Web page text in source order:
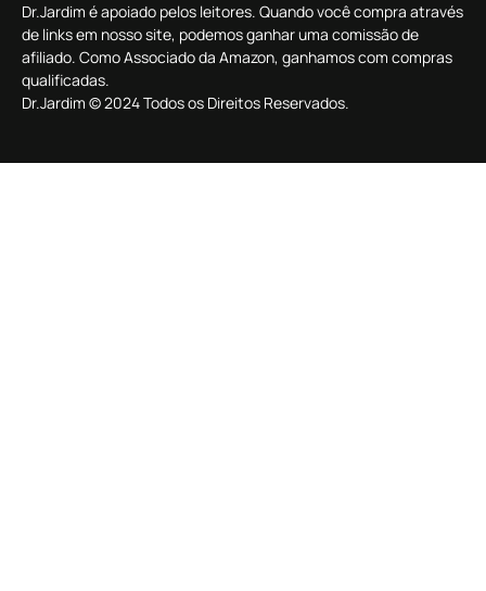
Dr.Jardim é apoiado pelos leitores. Quando você compra através
de links em nosso site, podemos ganhar uma comissão de
afiliado. Como Associado da Amazon, ganhamos com compras
qualificadas.
Dr.Jardim © 2024 Todos os Direitos Reservados.